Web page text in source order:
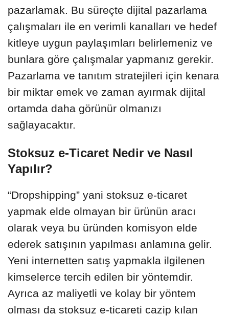
pazarlamak. Bu süreçte dijital pazarlama
çalışmaları ile en verimli kanalları ve hedef
kitleye uygun paylaşımları belirlemeniz ve
bunlara göre çalışmalar yapmanız gerekir.
Pazarlama ve tanıtım stratejileri için kenara
bir miktar emek ve zaman ayırmak dijital
ortamda daha görünür olmanızı
sağlayacaktır.
Stoksuz e-Ticaret Nedir ve Nasıl
Yapılır?
“Dropshipping” yani stoksuz e-ticaret
yapmak elde olmayan bir ürünün aracı
olarak veya bu üründen komisyon elde
ederek satışının yapılması anlamına gelir.
Yeni internetten satış yapmakla ilgilenen
kimselerce tercih edilen bir yöntemdir.
Ayrıca az maliyetli ve kolay bir yöntem
olması da stoksuz e-ticareti cazip kılan